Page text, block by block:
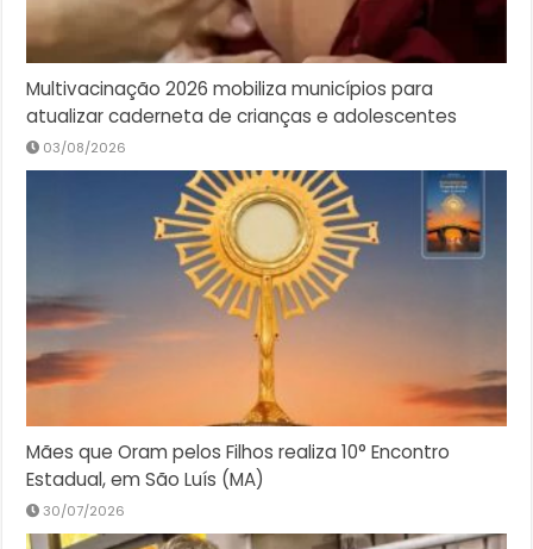
Multivacinação 2026 mobiliza municípios para
atualizar caderneta de crianças e adolescentes
03/08/2026
Mães que Oram pelos Filhos realiza 10° Encontro
Estadual, em São Luís (MA)
30/07/2026